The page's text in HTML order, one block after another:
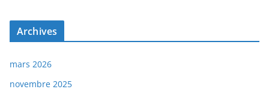
Archives
mars 2026
novembre 2025